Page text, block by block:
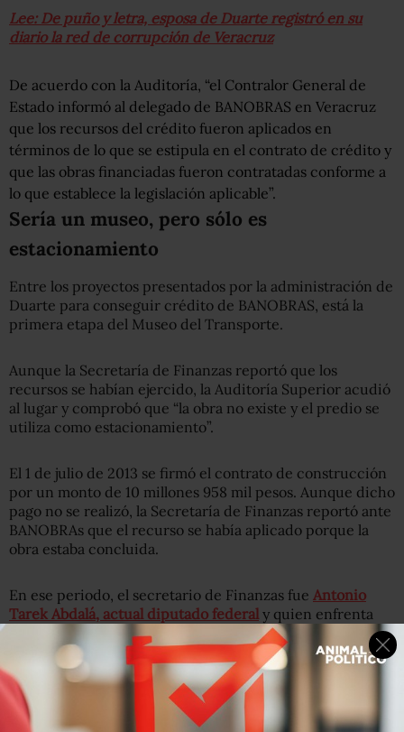
Lee: De puño y letra, esposa de Duarte registró en su
diario la red de corrupción de Veracruz
De acuerdo con la Auditoría, “el Contralor General de
Estado informó al delegado de BANOBRAS en Veracruz
que los recursos del crédito fueron aplicados en
términos de lo que se estipula en el contrato de crédito y
que las obras financiadas fueron contratadas conforme a
lo que establece la legislación aplicable”.
Sería un museo, pero sólo es
estacionamiento
Entre los proyectos presentados por la administración de
Duarte para conseguir crédito de BANOBRAS, está la
primera etapa del Museo del Transporte.
Aunque la Secretaría de Finanzas reportó que los
recursos se habían ejercido, la Auditoría Superior acudió
al lugar y comprobó que “la obra no existe y el predio se
utiliza como estacionamiento”.
El 1 de julio de 2013 se firmó el contrato de construcción
por un monto de 10 millones 958 mil pesos. Aunque dicho
pago no se realizó, la Secretaría de Finanzas reportó ante
BANOBRAs que el recurso se había aplicado porque la
obra estaba concluida.
En ese periodo, el secretario de Finanzas fue Antonio
Tarek Abdalá, actual diputado federal y quien enfrenta
una acusación penal por los delitos de peculado y desvío
de recursos; por ello, está en curso un proceso de
desafuero Cámara de Diputados, para que pueda ser
procesado.